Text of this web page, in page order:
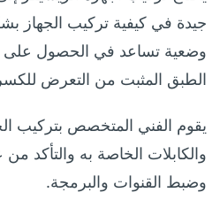
جيدة في كيفية تركيب الجهاز
وضعية تساعد في الحصول على
الطبق المثبت من التعرض
يقوم الفني المتخصص بتركيب
والكابلات الخاصة به والتأكد
وضبط القنوات والبرمجة.